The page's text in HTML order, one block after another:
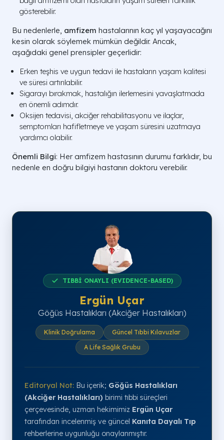
gösterebilir.
Bu nedenlerle, amfizem hastalarının kaç yıl yaşayacağını
kesin olarak söylemek mümkün değildir. Ancak,
aşağıdaki genel prensipler geçerlidir:
Erken teşhis ve uygun tedavi ile hastaların yaşam kalitesi
ve süresi artırılabilir.
Sigarayı bırakmak, hastalığın ilerlemesini yavaşlatmada
en önemli adımdır.
Oksijen tedavisi, akciğer rehabilitasyonu ve ilaçlar,
semptomları hafifletmeye ve yaşam süresini uzatmaya
yardımcı olabilir.
Önemli Bilgi: Her amfizem hastasının durumu farklıdır, bu
nedenle en doğru bilgiyi hastanın doktoru verebilir.
TIBBİ ONAYLI (EVIDENCE-BASED)
Ergün Uçar
Göğüs Hastalıkları (Akciğer Hastalıkları)
Klinik Doğrulama
Güncel Tıbbi Kılavuzlar
A Life Sağlık Grubu
Editoryal Not: Bu içerik; Göğüs Hastalıkları
(Akciğer Hastalıkları) birimi tıbbi süreçleri
çerçevesinde, uzman hekimimiz Ergün Uçar
tarafından incelenmiş ve güncel Kanıta Dayalı Tıp
rehberlerine uygunluğu onaylanmıştır.